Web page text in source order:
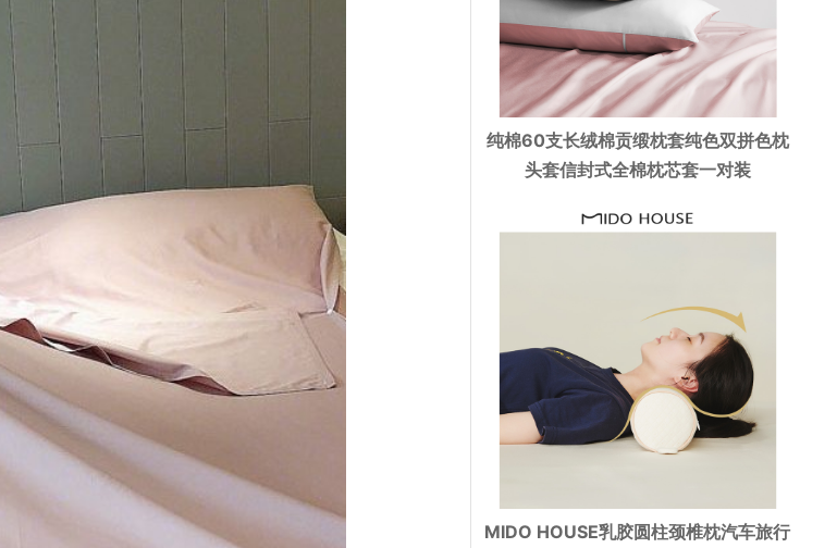
纯棉60支长绒棉贡缎枕套纯色双拼色枕
头套信封式全棉枕芯套一对装
MIDO HOUSE乳胶圆柱颈椎枕汽车旅行